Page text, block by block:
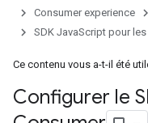
Consumer experience
SDK JavaScript pour
Ce contenu vous a-t-il été
Configurer le